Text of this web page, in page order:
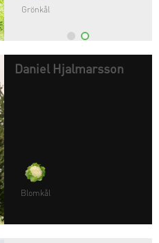
Grönkål
Daniel Hjalmarsson
Blomkål